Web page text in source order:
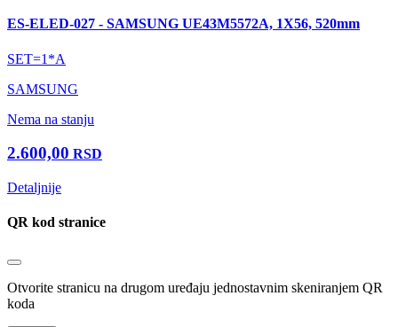
ES-ELED-027 - SAMSUNG UE43M5572A, 1X56, 520mm
SET=1*A
SAMSUNG
Nema na stanju
2.600,00 RSD
Detaljnije
QR kod stranice
Otvorite stranicu na drugom uređaju jednostavnim skeniranjem QR
koda